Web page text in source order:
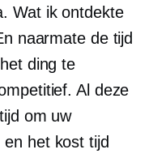
Wat ik ontdekte
naarmate de tijd
ding te
Al deze
om uw
het kost tijd